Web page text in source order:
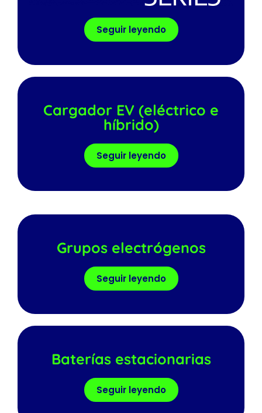
Seguir leyendo
Cargador EV (eléctrico e
híbrido)
Seguir leyendo
Grupos electrógenos
Seguir leyendo
Baterías estacionarias
Seguir leyendo